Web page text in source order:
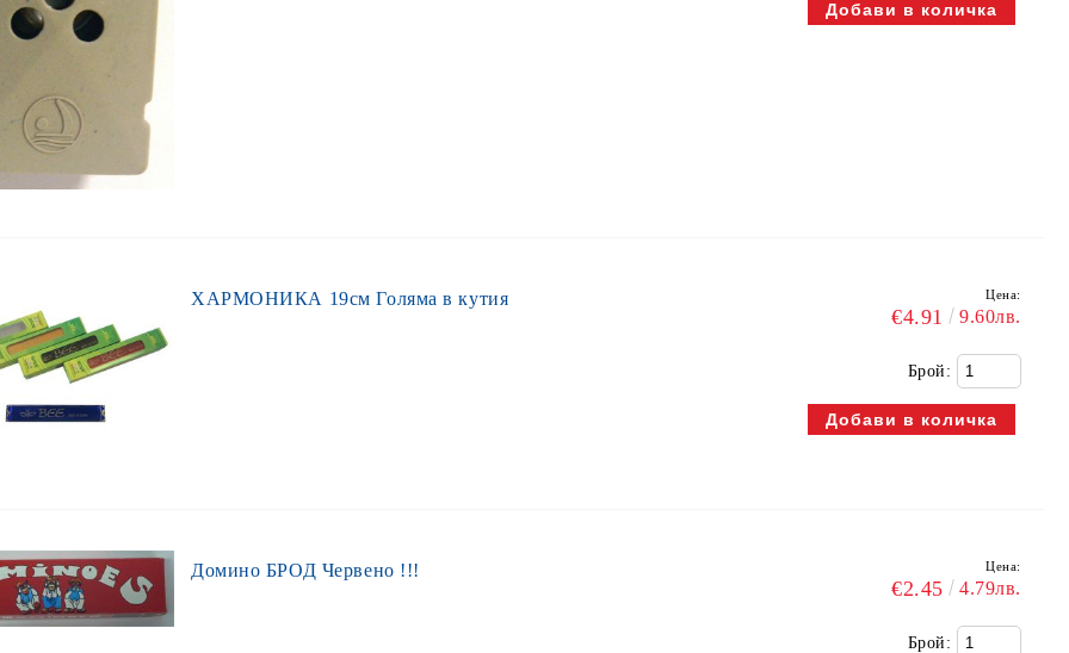
ХАРМОНИКА 19см Голяма в кутия Цена:
€4.91 9.60лв.
Брой:
Домино БРОД Червено !!! Цена:
€2.45 4.79лв.
Брой: